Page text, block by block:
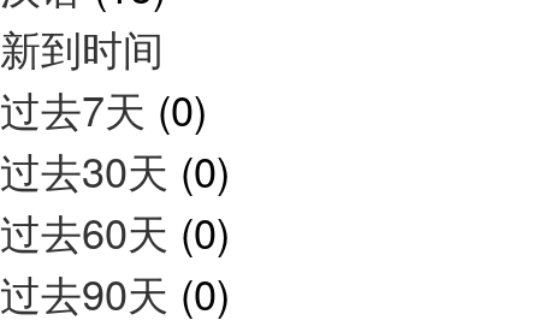
新到时间
过去7天 (0)
过去30天 (0)
过去60天 (0)
过去90天 (0)